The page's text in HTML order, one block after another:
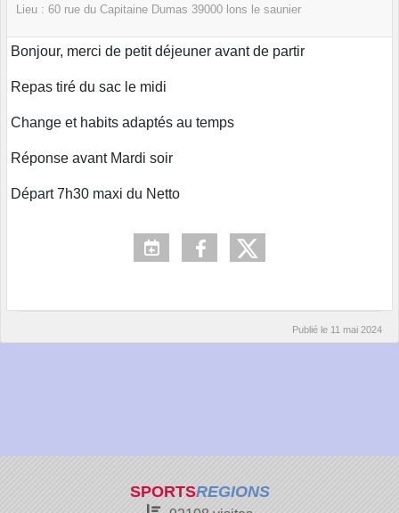
Lieu : 60 rue du Capitaine Dumas 39000 lons le saunier
Bonjour, merci de petit déjeuner avant de partir
Repas tiré du sac le midi
Change et habits adaptés au temps
Réponse avant Mardi soir
Départ 7h30 maxi du Netto
Publié le 11 mai 2024
SPORTSREGIONS